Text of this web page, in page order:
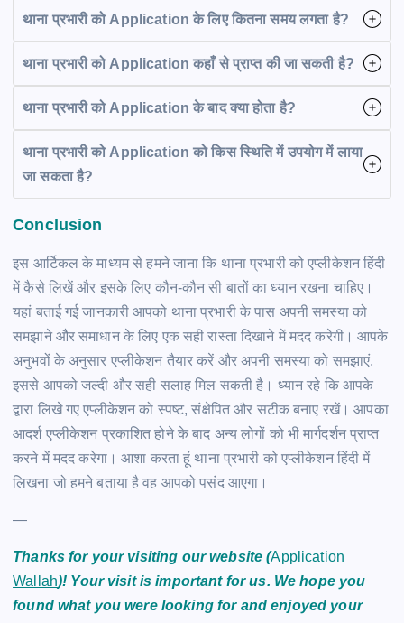
थाना प्रभारी को Application के लिए कितना समय लगता है?
थाना प्रभारी को Application कहाँ से प्राप्त की जा सकती है?
थाना प्रभारी को Application के बाद क्या होता है?
थाना प्रभारी को Application को किस स्थिति में उपयोग में लाया
जा सकता है?
Conclusion
इस आर्टिकल के माध्यम से हमने जाना कि थाना प्रभारी को एप्लीकेशन हिंदी
में कैसे लिखें और इसके लिए कौन-कौन सी बातों का ध्यान रखना चाहिए।
यहां बताई गई जानकारी आपको थाना प्रभारी के पास अपनी समस्या को
समझाने और समाधान के लिए एक सही रास्ता दिखाने में मदद करेगी। आपके
अनुभवों के अनुसार एप्लीकेशन तैयार करें और अपनी समस्या को समझाएं,
इससे आपको जल्दी और सही सलाह मिल सकती है। ध्यान रहे कि आपके
द्वारा लिखे गए एप्लीकेशन को स्पष्ट, संक्षेपित और सटीक बनाए रखें। आपका
आदर्श एप्लीकेशन प्रकाशित होने के बाद अन्य लोगों को भी मार्गदर्शन प्राप्त
करने में मदद करेगा। आशा करता हूं थाना प्रभारी को एप्लीकेशन हिंदी में
लिखना जो हमने बताया है वह आपको पसंद आएगा।
—
Thanks for your visiting our website (Application
Wallah)! Your visit is important for us. We hope you
found what you were looking for and enjoyed your